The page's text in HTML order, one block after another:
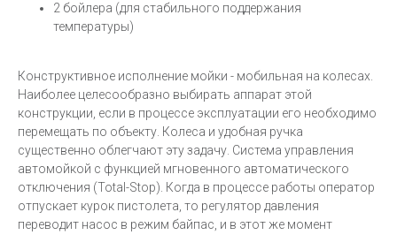
2 бойлера (для стабильного поддержания
температуры)
Конструктивное исполнение мойки - мобильная на колесах.
Наиболее целесообразно выбирать аппарат этой
конструкции, если в процессе эксплуатации его необходимо
перемещать по объекту. Колеса и удобная ручка
существенно облегчают эту задачу. Система управления
автомойкой с функцией мгновенного автоматического
отключения (Total-Stop). Когда в процессе работы оператор
отпускает курок пистолета, то регулятор давления
переводит насос в режим байпас, и в этот же момент